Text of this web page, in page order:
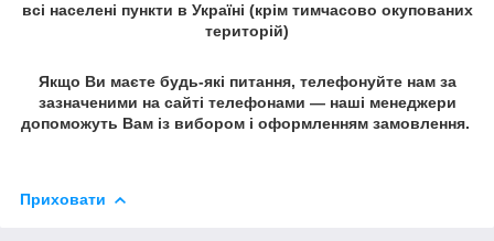
всі населені пункти в Україні (крім тимчасово окупованих
територій)
Якщо Ви маєте будь-які питання, телефонуйте нам за
зазначеними на сайті телефонами — наші менеджери
допоможуть Вам із вибором і оформленням замовлення.
Приховати